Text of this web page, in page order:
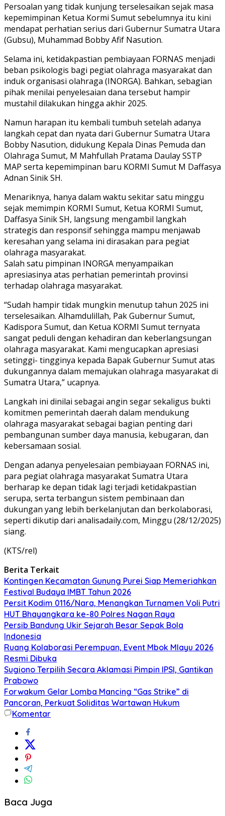
Persoalan yang tidak kunjung terselesaikan sejak masa
kepemimpinan Ketua Kormi Sumut sebelumnya itu kini
mendapat perhatian serius dari Gubernur Sumatra Utara
(Gubsu), Muhammad Bobby Afif Nasution.
Selama ini, ketidakpastian pembiayaan FORNAS menjadi
beban psikologis bagi pegiat olahraga masyarakat dan
induk organisasi olahraga (INORGA). Bahkan, sebagian
pihak menilai penyelesaian dana tersebut hampir
mustahil dilakukan hingga akhir 2025.
Namun harapan itu kembali tumbuh setelah adanya
langkah cepat dan nyata dari Gubernur Sumatra Utara
Bobby Nasution, didukung Kepala Dinas Pemuda dan
Olahraga Sumut, M Mahfullah Pratama Daulay SSTP
MAP serta kepemimpinan baru KORMI Sumut M Daffasya
Adnan Sinik SH.
Menariknya, hanya dalam waktu sekitar satu minggu
sejak memimpin KORMI Sumut, Ketua KORMI Sumut,
Daffasya Sinik SH, langsung mengambil langkah
strategis dan responsif sehingga mampu menjawab
keresahan yang selama ini dirasakan para pegiat
olahraga masyarakat.
Salah satu pimpinan INORGA menyampaikan
apresiasinya atas perhatian pemerintah provinsi
terhadap olahraga masyarakat.
“Sudah hampir tidak mungkin menutup tahun 2025 ini
terselesaikan. Alhamdulillah, Pak Gubernur Sumut,
Kadispora Sumut, dan Ketua KORMI Sumut ternyata
sangat peduli dengan kehadiran dan keberlangsungan
olahraga masyarakat. Kami mengucapkan apresiasi
setinggi- tingginya kepada Bapak Gubernur Sumut atas
dukungannya dalam memajukan olahraga masyarakat di
Sumatra Utara,” ucapnya.
Langkah ini dinilai sebagai angin segar sekaligus bukti
komitmen pemerintah daerah dalam mendukung
olahraga masyarakat sebagai bagian penting dari
pembangunan sumber daya manusia, kebugaran, dan
kebersamaan sosial.
Dengan adanya penyelesaian pembiayaan FORNAS ini,
para pegiat olahraga masyarakat Sumatra Utara
berharap ke depan tidak lagi terjadi ketidakpastian
serupa, serta terbangun sistem pembinaan dan
dukungan yang lebih berkelanjutan dan berkolaborasi,
seperti dikutip dari analisadaily.com, Minggu (28/12/2025)
siang.
(KTS/rel)
Berita Terkait
Kontingen Kecamatan Gunung Purei Siap Memeriahkan
Festival Budaya IMBT Tahun 2026
Persit Kodim 0116/Nara, Menangkan Turnamen Voli Putri
HUT Bhayangkara ke-80 Polres Nagan Raya
Persib Bandung Ukir Sejarah Besar Sepak Bola
Indonesia
Ruang Kolaborasi Perempuan, Event Mbok Mlayu 2026
Resmi Dibuka
Sugiono Terpilih Secara Aklamasi Pimpin IPSI, Gantikan
Prabowo
Forwakum Gelar Lomba Mancing “Gas Strike” di
Pancoran, Perkuat Soliditas Wartawan Hukum
Komentar
Baca Juga